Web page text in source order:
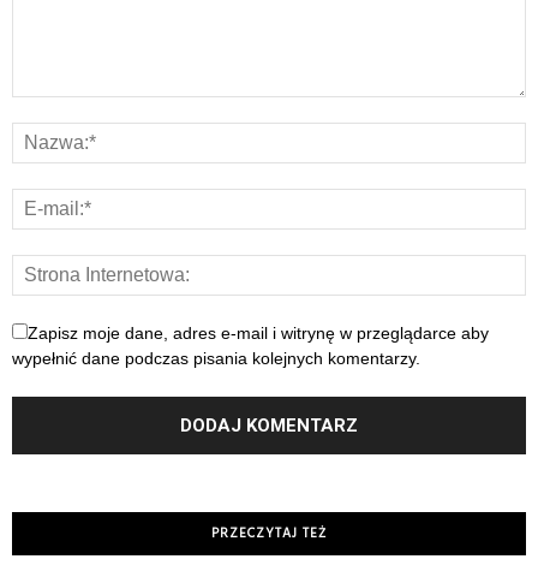
Zapisz moje dane, adres e-mail i witrynę w przeglądarce aby
wypełnić dane podczas pisania kolejnych komentarzy.
PRZECZYTAJ TEŻ